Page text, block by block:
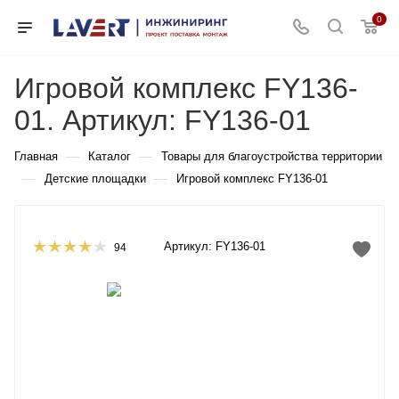
0
Игровой комплекс FY136-
01. Артикул: FY136-01
Главная — Каталог — Товары для благоустройства территории
— Детские площадки — Игровой комплекс FY136-01
94 Артикул: FY136-01